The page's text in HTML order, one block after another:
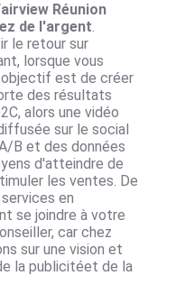
Réunion
de l'argent.
le retour sur
lorsque vous
objectif est de créer
des résultats
alors une vidéo
sur le social
B et des données
d'atteindre de
les ventes. De
en
se joindre à votre
car chez
sur une vision et
la publicitéet de la